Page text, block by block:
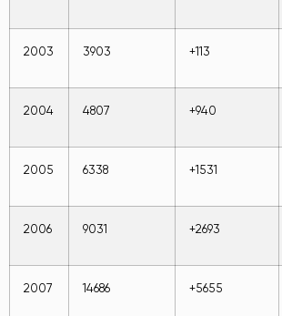
2003 3903 +113
2004 4807 +940
2005 6338 +1531
2006 9031 +2693
2007 14686 +5655